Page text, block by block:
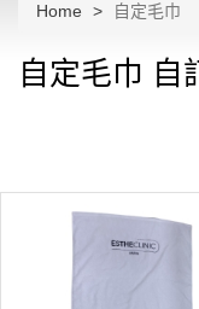
Home 自定毛巾
自定毛巾 自